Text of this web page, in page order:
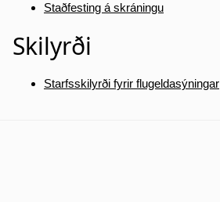
Staðfesting á skráningu
Skilyrði
Starfsskilyrði fyrir flugeldasýningar